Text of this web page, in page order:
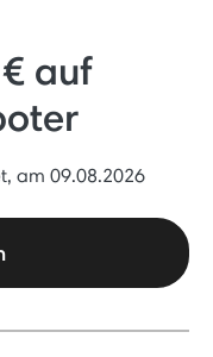
auf
am 09.08.2026